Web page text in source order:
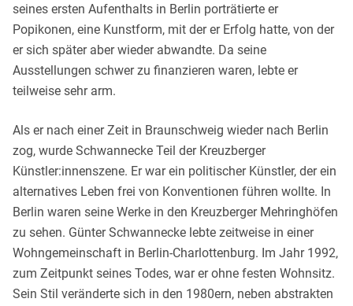
seines ersten Aufenthalts in Berlin porträtierte er
Popikonen, eine Kunstform, mit der er Erfolg hatte, von der
er sich später aber wieder abwandte. Da seine
Ausstellungen schwer zu finanzieren waren, lebte er
teilweise sehr arm.
Als er nach einer Zeit in Braunschweig wieder nach Berlin
zog, wurde Schwannecke Teil der Kreuzberger
Künstler:innenszene. Er war ein politischer Künstler, der ein
alternatives Leben frei von Konventionen führen wollte. In
Berlin waren seine Werke in den Kreuzberger Mehringhöfen
zu sehen. Günter Schwannecke lebte zeitweise in einer
Wohngemeinschaft in Berlin-Charlottenburg. Im Jahr 1992,
zum Zeitpunkt seines Todes, war er ohne festen Wohnsitz.
Sein Stil veränderte sich in den 1980ern, neben abstrakten